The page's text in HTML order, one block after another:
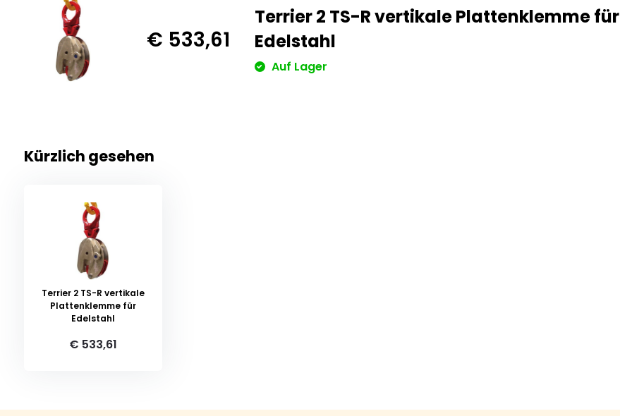
€ 533,61
Terrier 2 TS-R vertikale Plattenklemme für
Edelstahl
Auf Lager
Kürzlich gesehen
Terrier 2 TS-R vertikale
Plattenklemme für
Edelstahl
€ 533,61